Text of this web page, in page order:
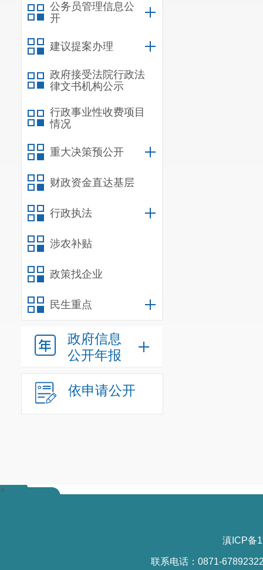
公务员管理信息公
开
建议提案办理
政府接受法院行政法
律文书机构公示
行政事业性收费项目
情况
重大决策预公开
财政资金直达基层
行政执法
涉农补贴
政策找企业
民生重点
政府信息
公开年报
依申请公开
>
滇ICP备
联系电话：0871-